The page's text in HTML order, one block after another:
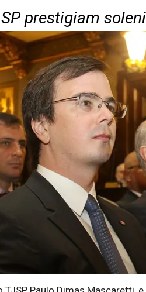
prestigiam